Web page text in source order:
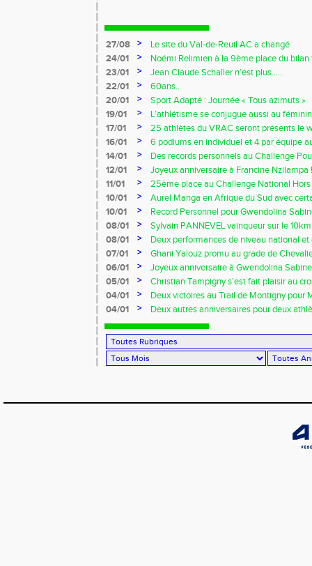
27/08 >
Le site du Val-de-Reuil AC a changé
24/01
>
Noémi Relimien à la 9ème place du
cadette sur 200m !!!
23/01 >
Jean Claude Schaller n’est plus…..
22/01
>
60ans..
20/01
>
Sport Adapté : Journée « Tous azimuts »
19/01
>
L’athlétisme se conjugue aussi au
17/01
>
25 athlètes du VRAC seront présents le
Owens !!!
16/01 >
6 podiums en individuel et 4 par équipe
Ezy
14/01 >
Des records personnels au Challenge
12/01
>
Joyeux anniversaire à Francine Nzilampa
11/01
>
25ème place au Challenge National
10/01
>
Aurel Manga en Afrique du Sud avec
France !!!
10/01 >
Record Personnel pour Gwendolina
Prom’classic
08/01 >
Sylvain PANNEVEL vainqueur sur le
08/01
>
Deux performances de niveau national
début d’indoor 2014 !!!
07/01 >
Ghani Yalouz promu au grade de
06/01
>
Joyeux anniversaire à Gwendolina
05/01
>
Christian Tampigny s’est fait plaisir au
04/01
>
Deux victoires au Trail de Montigny pour
Piau !!!
04/01 >
Deux autres anniversaires pour deux